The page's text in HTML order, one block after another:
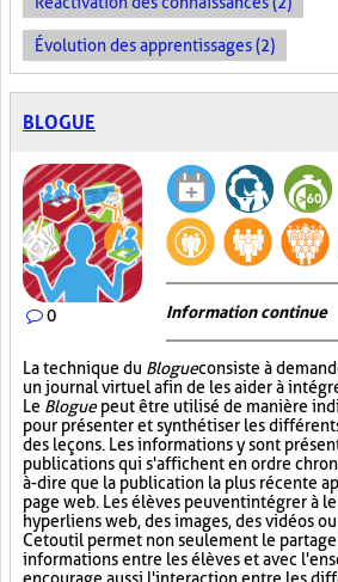
Évolution des apprentissages (2)
BLOGUE
0 Information continue
La technique du Blogueconsiste à
un journal virtuel afin de les aider à
Le Bloguepeut être utilisé de manière
pour présenter et synthétiser les
des leçons. Les informations y sont
publications qui s'affichent en ordre
à-dire que la publication la plus récente
page web. Les élèves peuvent intégrer à
hyperliens web, des images, des vidéos
Cet outil permet non seulement le
informations entre les élèves et avec